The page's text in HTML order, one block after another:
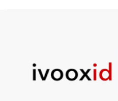
SEA V Cup 2026: Timnas Voli
Lawan Thailand
Xabi Alonso Sebut
Menakjubkan di GBK, Menang